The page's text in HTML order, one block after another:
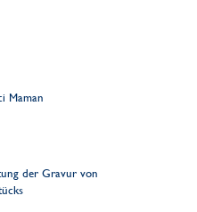
Maman
der Gravur von